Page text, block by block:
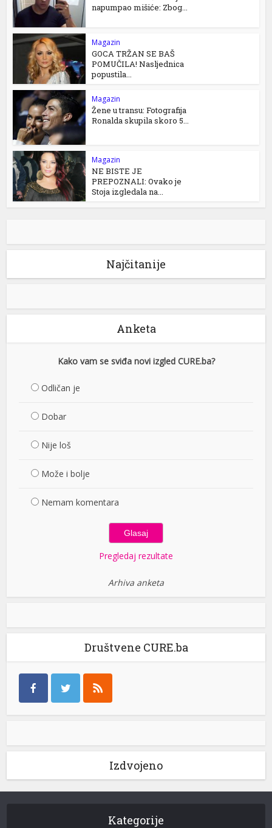
napumpao mišiće: Zbog...
Magazin
GOCA TRŽAN SE BAŠ
POMUČILA! Nasljednica
popustila...
Magazin
Žene u transu: Fotografija
Ronalda skupila skoro 5...
Magazin
NE BISTE JE
PREPOZNALI: Ovako je
Stoja izgledala na...
Najčitanije
Anketa
Kako vam se sviđa novi izgled CURE.ba?
Odličan je
Dobar
Nije loš
Može i bolje
Nemam komentara
Pregledaj rezultate
Arhiva anketa
Društvene CURE.ba
Izdvojeno
Kategorije